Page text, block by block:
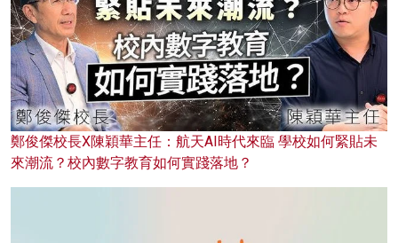
鄭俊傑校長X陳穎華主任：航天AI時代來臨 學校如何緊貼未
來潮流？校內數字教育如何實踐落地？